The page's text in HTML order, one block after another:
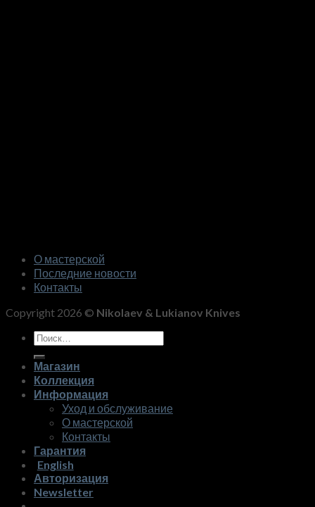
О мастерской
Последние новости
Контакты
Copyright 2026 © Nikolaev & Lukianov Knives
Искать:
Магазин
Коллекция
Информация
Уход и обслуживание
О мастерской
Контакты
Гарантия
English
Авторизация
Newsletter